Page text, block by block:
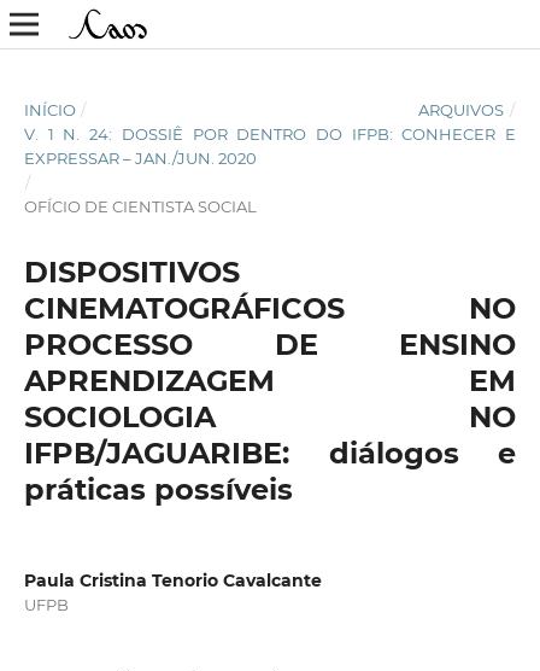
INÍCIO / ARQUIVOS /
V. 1 N. 24: DOSSIÊ POR DENTRO DO IFPB: CONHECER E
EXPRESSAR – JAN./JUN. 2020
/
OFÍCIO DE CIENTISTA SOCIAL
DISPOSITIVOS
CINEMATOGRÁFICOS NO
PROCESSO DE ENSINO
APRENDIZAGEM EM
SOCIOLOGIA NO
IFPB/JAGUARIBE: diálogos e
práticas possíveis
Paula Cristina Tenorio Cavalcante
UFPB